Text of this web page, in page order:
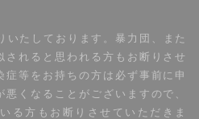
いたしております。暴力団、また
されると思われる方もお断りさせ
等をお持ちの方は必ず事前に申
くなることがございますので、
る方もお断りさせていただきま